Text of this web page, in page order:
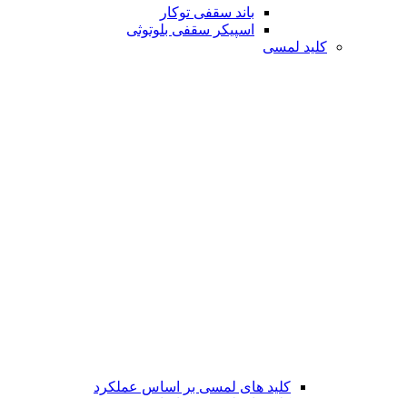
باند سقفی توکار
اسپیکر سقفی بلوتوثی
کلید لمسی
کلید های لمسی بر اساس عملکرد